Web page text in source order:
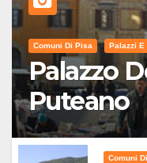
Comuni Di Pisa Palazzi E
Palazzo
Puteano
Comuni